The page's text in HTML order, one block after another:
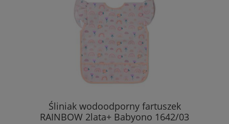
Śliniak wodoodporny fartuszek
RAINBOW 2lata+ Babyono 1642/03